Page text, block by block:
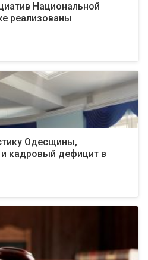
Национальной
реализованы
Одесщины,
и кадровый дефицит в